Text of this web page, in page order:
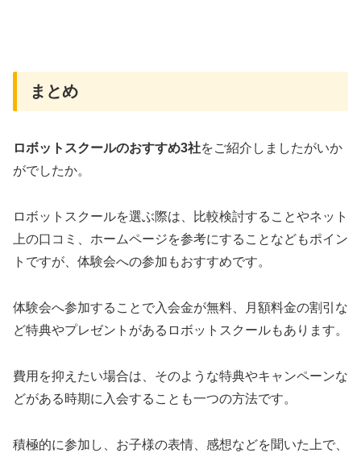
まとめ
ロボットスクールのおすすめ3社をご紹介しましたがいか
がでしたか。
ロボットスクールを選ぶ際は、比較検討することやネット
上の口コミ、ホームページを参考にすることなどもポイン
トですが、体験会への参加もおすすめです。
体験会へ参加することで入会金が無料、月額料金の割引な
ど特典やプレゼントがあるロボットスクールもあります。
費用を抑えたい場合は、そのような特典やキャンペーンな
どがある時期に入会することも一つの方法です。
積極的に参加し、お子様の表情、感想などを聞いた上で、